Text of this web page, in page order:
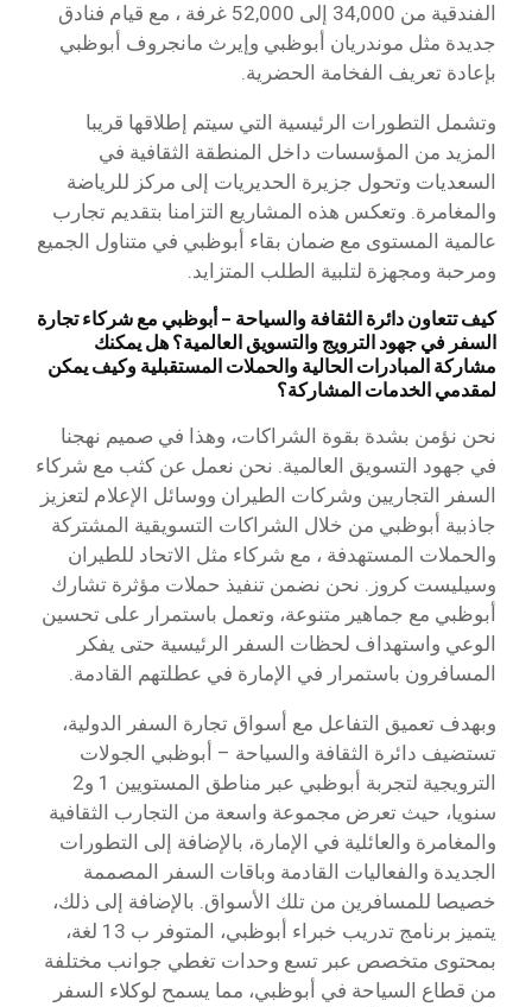
الفندقية من 34,000 إلى 52,000 غرفة ، مع قيام فنادق
جديدة مثل موندريان أبوظبي وإيرث مانجروف أبوظبي
بإعادة تعريف الفخامة الحضرية.
وتشمل التطورات الرئيسية التي سيتم إطلاقها قريبا
المزيد من المؤسسات داخل المنطقة الثقافية في
السعديات وتحول جزيرة الحديريات إلى مركز للرياضة
والمغامرة. وتعكس هذه المشاريع التزامنا بتقديم تجارب
عالمية المستوى مع ضمان بقاء أبوظبي في متناول الجميع
ومرحبة ومجهزة لتلبية الطلب المتزايد.
كيف تتعاون دائرة الثقافة والسياحة – أبوظبي مع شركاء تجارة
السفر في جهود الترويج والتسويق العالمية؟ هل يمكنك
مشاركة المبادرات الحالية والحملات المستقبلية وكيف يمكن
لمقدمي الخدمات المشاركة؟
نحن نؤمن بشدة بقوة الشراكات، وهذا في صميم نهجنا
في جهود التسويق العالمية. نحن نعمل عن كثب مع شركاء
السفر التجاريين وشركات الطيران ووسائل الإعلام لتعزيز
جاذبية أبوظبي من خلال الشراكات التسويقية المشتركة
والحملات المستهدفة ، مع شركاء مثل الاتحاد للطيران
وسيليست كروز. نحن نضمن تنفيذ حملات مؤثرة تشارك
أبوظبي مع جماهير متنوعة، وتعمل باستمرار على تحسين
الوعي واستهداف لحظات السفر الرئيسية حتى يفكر
المسافرون باستمرار في الإمارة في عطلتهم القادمة.
وبهدف تعميق التفاعل مع أسواق تجارة السفر الدولية،
تستضيف دائرة الثقافة والسياحة – أبوظبي الجولات
الترويجية لتجربة أبوظبي عبر مناطق المستويين 1 و2
سنويا، حيث تعرض مجموعة واسعة من التجارب الثقافية
والمغامرة والعائلية في الإمارة، بالإضافة إلى التطورات
الجديدة والفعاليات القادمة وباقات السفر المصممة
خصيصا للمسافرين من تلك الأسواق. بالإضافة إلى ذلك،
يتميز برنامج تدريب خبراء أبوظبي، المتوفر ب 13 لغة،
بمحتوى متخصص عبر تسع وحدات تغطي جوانب مختلفة
من قطاع السياحة في أبوظبي، مما يسمح لوكلاء السفر